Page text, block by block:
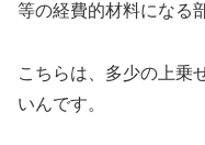
等の経費的材料になる
こちらは、多少の上乗
いんです。